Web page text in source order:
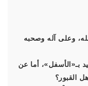
وعلى آله وصحبه
بـ«الأسفل»، أما عن
القبور؟